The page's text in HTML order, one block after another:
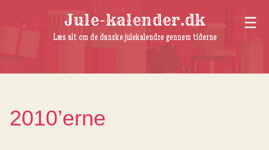
Jule-kalender.dk
Læs alt om de danske julekalendre gennem tiderne
2010’erne